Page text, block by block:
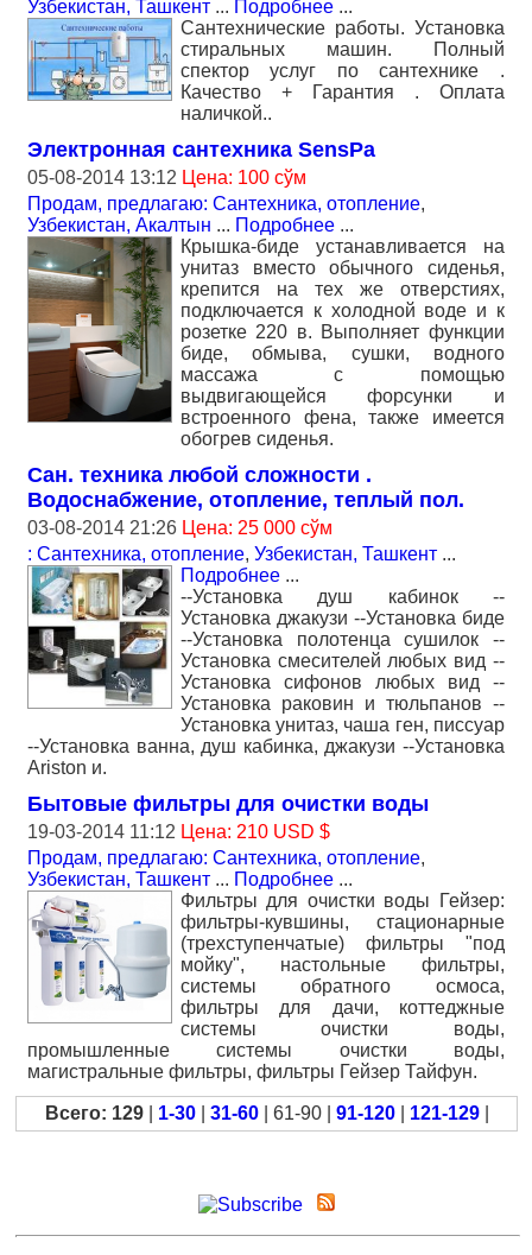
Узбекистан, Ташкент ... Подробнее ...
Сантехнические работы. Установка
стиральных машин. Полный
спектор услуг по сантехнике .
Качество + Гарантия . Оплата
наличкой..
Электронная сантехника SensPa
05-08-2014 13:12 Цена: 100 сўм
Продам, предлагаю: Сантехника, отопление,
Узбекистан, Акалтын ... Подробнее ...
Крышка-биде устанавливается на
унитаз вместо обычного сиденья,
крепится на тех же отверстиях,
подключается к холодной воде и к
розетке 220 в. Выполняет функции
биде, обмыва, сушки, водного
массажа с помощью
выдвигающейся форсунки и
встроенного фена, также имеется
обогрев сиденья.
Сан. техника любой сложности .
Водоснабжение, отопление, теплый пол.
03-08-2014 21:26 Цена: 25 000 сўм
: Сантехника, отопление, Узбекистан, Ташкент ...
Подробнее ...
--Установка душ кабинок --
Установка джакузи --Установка биде
--Установка полотенца сушилок --
Установка смесителей любых вид --
Установка сифонов любых вид --
Установка раковин и тюльпанов --
Установка унитаз, чаша ген, писсуар
--Установка ванна, душ кабинка, джакузи --Установка
Ariston и.
Бытовые фильтры для очистки воды
19-03-2014 11:12 Цена: 210 USD $
Продам, предлагаю: Сантехника, отопление,
Узбекистан, Ташкент ... Подробнее ...
Фильтры для очистки воды Гейзер:
фильтры-кувшины, стационарные
(трехступенчатые) фильтры "под
мойку", настольные фильтры,
системы обратного осмоса,
фильтры для дачи, коттеджные
системы очистки воды,
промышленные системы очистки воды,
магистральные фильтры, фильтры Гейзер Тайфун.
Всего: 129| 1-30| 31-60| 61-90 | 91-120| 121-129|